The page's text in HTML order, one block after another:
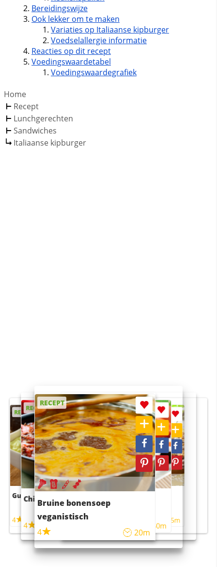
Bereidingswijze
Ook lekker om te maken
Variaties op Italiaanse kipburger
Voedselallergie informatie
Reacties op dit recept
Voedingswaardetabel
Voedingswaardegrafiek
Home
Recept
Lunchgerechten
Sandwiches
Italiaanse kipburger
RECEPT
Guacamole
4
RECEPT
Chili con carne
4 45m
RECEPT
Bruine bonensoep
veganistisch
4
20m
RECEPT
Sushi rijstsalade
maaltijdsalade
40m
RECEPT
4 55m